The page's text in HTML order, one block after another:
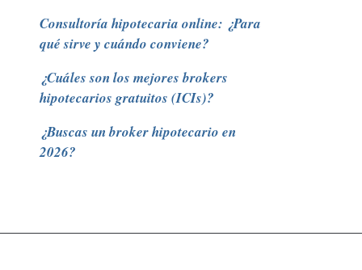
Consultoría hipotecaria online: ¿Para
qué sirve y cuándo conviene?
¿Cuáles son los mejores brokers
hipotecarios gratuitos (ICIs)?
¿Buscas un broker hipotecario en
2026?